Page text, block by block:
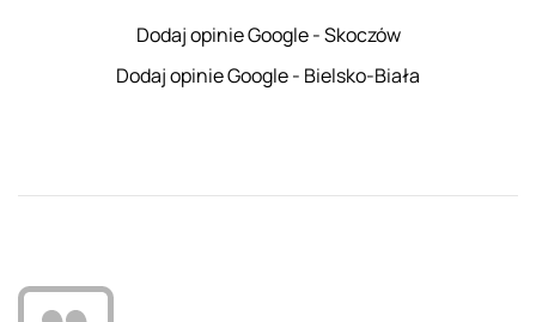
Dodaj opinie Google - Skoczów
Dodaj opinie Google - Bielsko-Biała